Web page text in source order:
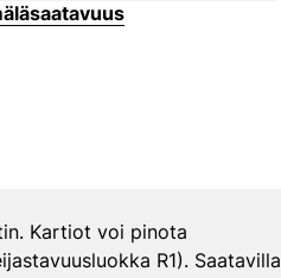
Kartiot voi pinota
R1). Saatavilla